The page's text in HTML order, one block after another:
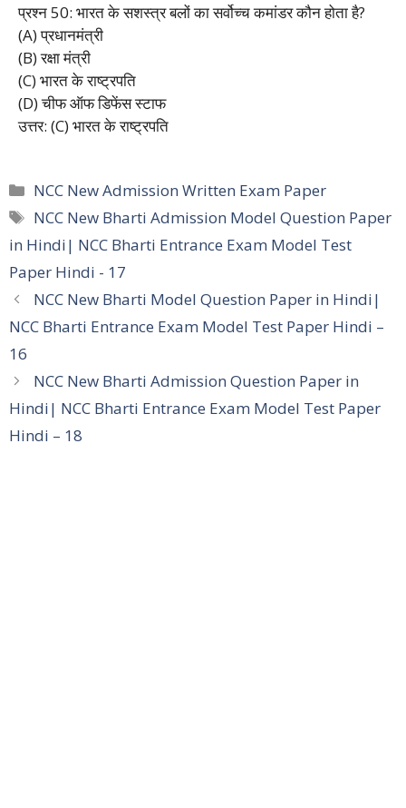
प्रश्न 50: भारत के सशस्त्र बलों का सर्वोच्च कमांडर कौन होता है?
(A) प्रधानमंत्री
(B) रक्षा मंत्री
(C) भारत के राष्ट्रपति
(D) चीफ ऑफ डिफेंस स्टाफ
उत्तर: (C) भारत के राष्ट्रपति
Categories
NCC New Admission Written Exam Paper
Tags
NCC New Bharti Admission Model Question Paper
in Hindi| NCC Bharti Entrance Exam Model Test
Paper Hindi - 17
NCC New Bharti Model Question Paper in Hindi|
NCC Bharti Entrance Exam Model Test Paper Hindi –
16
NCC New Bharti Admission Question Paper in
Hindi| NCC Bharti Entrance Exam Model Test Paper
Hindi – 18